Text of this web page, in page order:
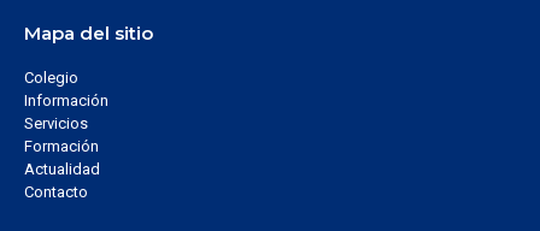
Mapa del sitio
Colegio
Información
Servicios
Formación
Actualidad
Contacto